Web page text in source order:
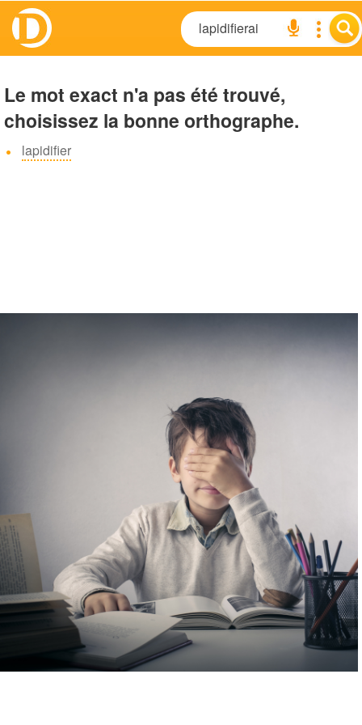
Le mot exact n'a pas été trouvé,
choisissez la bonne orthographe.
lapidifier